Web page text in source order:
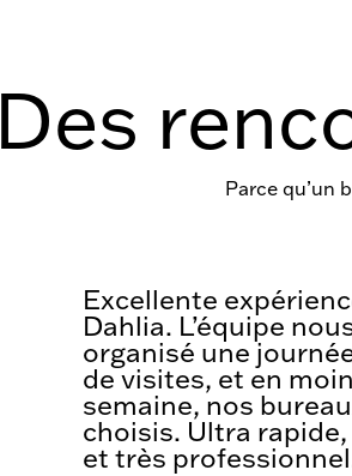
Des
Parce qu’un
Excellente
Dahlia. L’équipe
organisé une
de visites, et en
semaine, nos
choisis. Ultra
et très